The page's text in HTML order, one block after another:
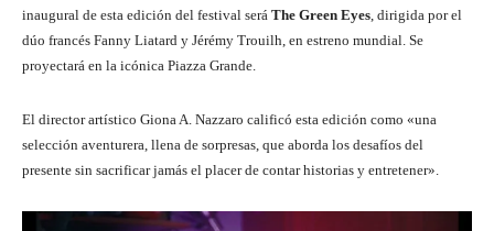
inaugural de esta edición del festival será The Green Eyes, dirigida por el
dúo francés Fanny Liatard y Jérémy Trouilh, en estreno mundial. Se
proyectará en la icónica Piazza Grande.
El director artístico Giona A. Nazzaro calificó esta edición como «una
selección aventurera, llena de sorpresas, que aborda los desafíos del
presente sin sacrificar jamás el placer de contar historias y entretener».